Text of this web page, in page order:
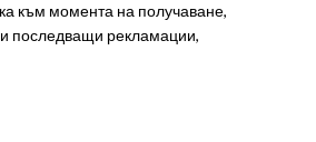
към момента на получаване,
последващи рекламации,